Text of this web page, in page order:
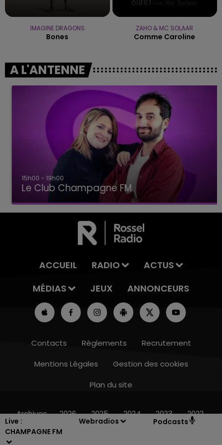
Live :
CHAMPAGNE FM
Webradios Podcasts
14h00 - 15h00
IMAGINE DRAGONS
Bones
ZAHO & MC SOLAAR
Comme Caroline
A L'ANTENNE
15h00 - 19h00
Le Club Champagne FM
ACCUEIL RADIO
ACTUS
MÉDIAS
JEUX ANNONCEURS
Contacts Règlements
Recrutement
Mentions Légales
Gestion des cookies
Plan du site
Archives 2026 2025 2024 2023 2022